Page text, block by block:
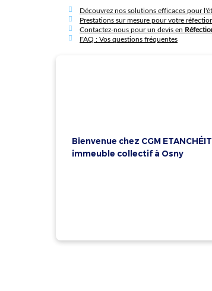
Découvrez nos solutions efficaces pour
Prestations sur mesure pour votre
Contactez-nous pour un devis en
FAQ : Vos questions fréquentes
Bienvenue chez CGM
immeuble collectif à Osny